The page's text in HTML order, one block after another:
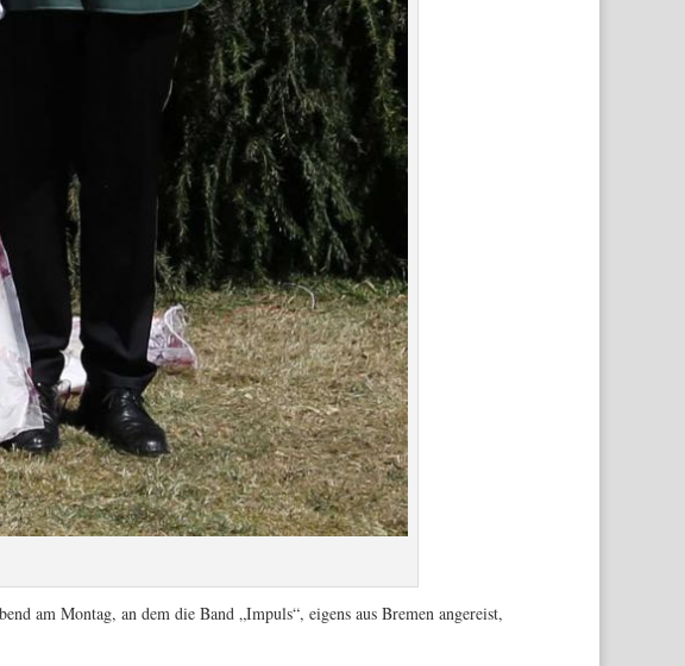
am Montag, an dem die Band „Impuls“, eigens aus Bremen angereist,